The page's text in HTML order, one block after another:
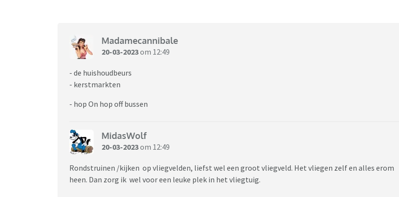
Madamecannibale
20-03-2023om 12:49
- de huishoudbeurs
- kerstmarkten
- hop On hop off bussen
MidasWolf
20-03-2023om 12:49
Rondstruinen /kijken op vliegvelden, liefst wel een groot vliegveld. Het vliegen zelf en alles erom
heen. Dan zorg ik wel voor een leuke plek in het vliegtuig.